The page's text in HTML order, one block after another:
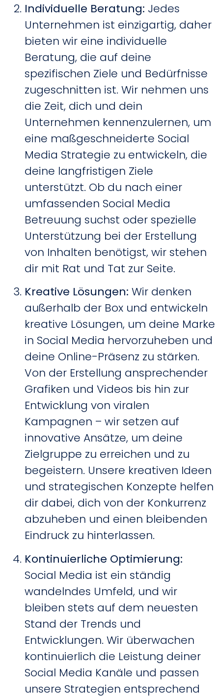
Individuelle Beratung: Jedes
Unternehmen ist einzigartig, daher
bieten wir eine individuelle
Beratung, die auf deine
spezifischen Ziele und Bedürfnisse
zugeschnitten ist. Wir nehmen uns
die Zeit, dich und dein
Unternehmen kennenzulernen, um
eine maßgeschneiderte Social
Media Strategie zu entwickeln, die
deine langfristigen Ziele
unterstützt. Ob du nach einer
umfassenden Social Media
Betreuung suchst oder spezielle
Unterstützung bei der Erstellung
von Inhalten benötigst, wir stehen
dir mit Rat und Tat zur Seite.
Kreative Lösungen: Wir denken
außerhalb der Box und entwickeln
kreative Lösungen, um deine Marke
in Social Media hervorzuheben und
deine Online-Präsenz zu stärken.
Von der Erstellung ansprechender
Grafiken und Videos bis hin zur
Entwicklung von viralen
Kampagnen – wir setzen auf
innovative Ansätze, um deine
Zielgruppe zu erreichen und zu
begeistern. Unsere kreativen Ideen
und strategischen Konzepte helfen
dir dabei, dich von der Konkurrenz
abzuheben und einen bleibenden
Eindruck zu hinterlassen.
Kontinuierliche Optimierung:
Social Media ist ein ständig
wandelndes Umfeld, und wir
bleiben stets auf dem neuesten
Stand der Trends und
Entwicklungen. Wir überwachen
kontinuierlich die Leistung deiner
Social Media Kanäle und passen
unsere Strategien entsprechend